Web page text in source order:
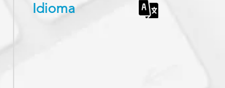
Idioma